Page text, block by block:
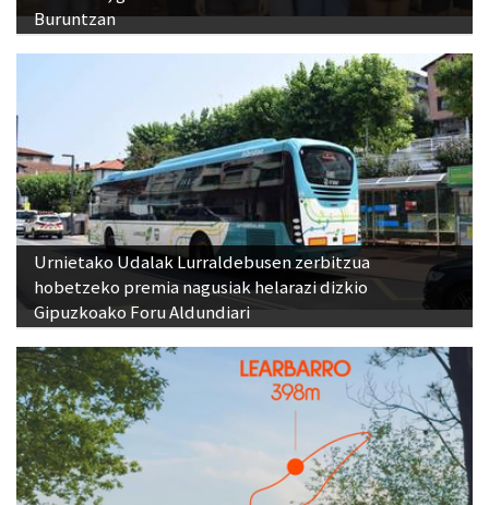
Urnietako Udalak Lurraldebusen zerbitzua
hobetzeko premia nagusiak helarazi dizkio
Gipuzkoako Foru Aldundiari